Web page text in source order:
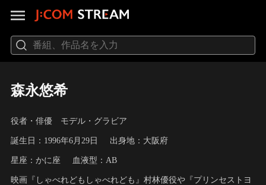
森永悠希
役者・俳優 モデル・グラビア
誕生日：1996年6月29日 出身地：大阪府
星座：かに座 血液型：AB
映画『しゃべれどもしゃべれども』村林優役や『プリンセストヨ